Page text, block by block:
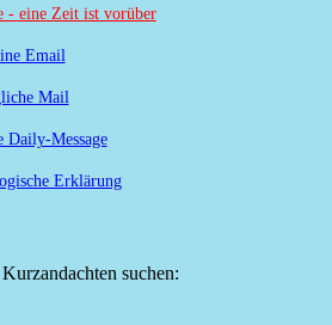
- eine Zeit ist vorüber
Email
Mail
Daily-Message
Erklärung
suchen: